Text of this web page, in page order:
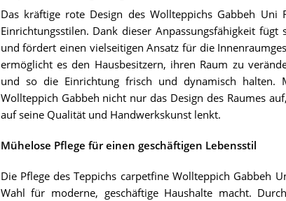
Das kräftige rote Design des Wollteppichs Gabbeh
Einrichtungsstilen. Dank dieser Anpassungsfähigkeit
und fördert einen vielseitigen Ansatz für die
ermöglicht es den Hausbesitzern, ihren Raum zu
und so die Einrichtung frisch und dynamisch halten.
Wollteppich Gabbeh nicht nur das Design des Raumes
auf seine Qualität und Handwerkskunst lenkt.
Mühelose Pflege für einen geschäftigen Lebensstil
Die Pflege des Teppichs carpetfine Wollteppich Gabbeh
Wahl für moderne, geschäftige Haushalte macht.